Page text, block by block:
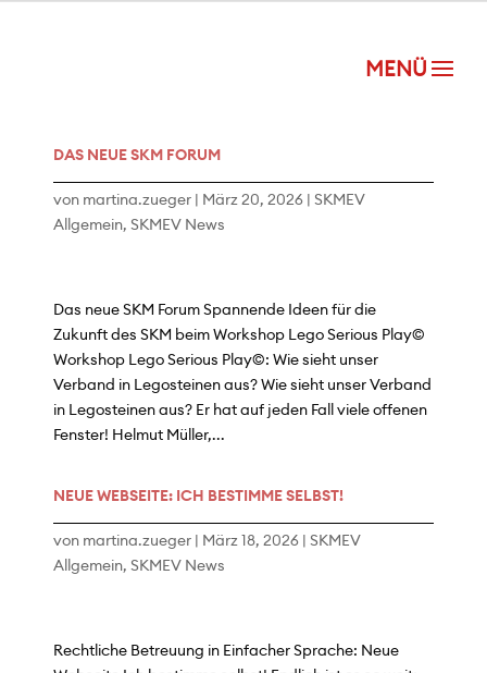
DAS NEUE SKM FORUM
von martina.zueger März 20, 2026 |SKMEV
Allgemein,SKMEV News
Das neue SKM Forum Spannende Ideen für die
Zukunft des SKM beim Workshop Lego Serious Play©
Workshop Lego Serious Play©: Wie sieht unser
Verband in Legosteinen aus? Wie sieht unser Verband
in Legosteinen aus? Er hat auf jeden Fall viele offenen
Fenster! Helmut Müller,...
NEUE WEBSEITE: ICH BESTIMME SELBST!
von martina.zueger März 18, 2026 |SKMEV
Allgemein,SKMEV News
Rechtliche Betreuung in Einfacher Sprache: Neue